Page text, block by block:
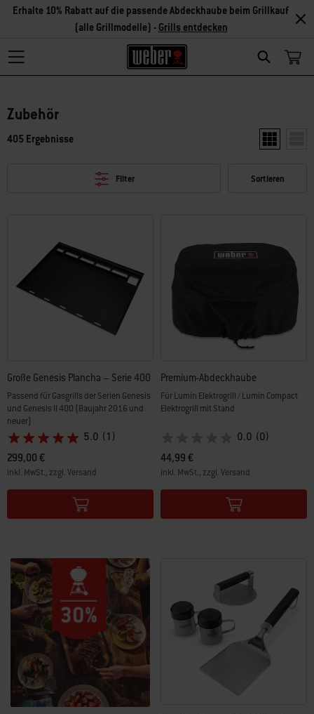
Search
Erhalte 10% Rabatt auf die passende Abdeckhaube beim Grillkauf
(alle Grillmodelle) - Grills entdecken
Zubehör
405 Ergebnisse Zwei
Filter Sortieren
Große Genesis Plancha – Serie 400
Passend für Gasgrills der Serien Genesis
und Genesis II 400 (Baujahr 2016 und
neuer)
5.0 (1)
299,00 €
inkl. MwSt., zzgl. Versand
Color Options
Premium-Abdeckhaube
Für Lumin Elektrogrill / Lumin Compact
Elektrogrill mit Stand
0.0 (0)
44,99 €
inkl. MwSt., zzgl. Versand
Color Options